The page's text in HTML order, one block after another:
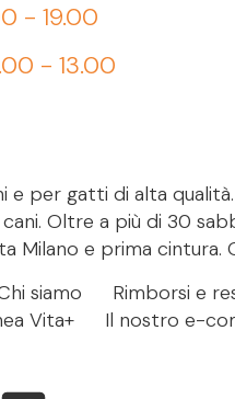
- 19.00
- 13.00
e per gatti di alta
Oltre a più di 30
Milano e prima cintura.
siamo Rimborsi e
Vita+ Il nostro e-